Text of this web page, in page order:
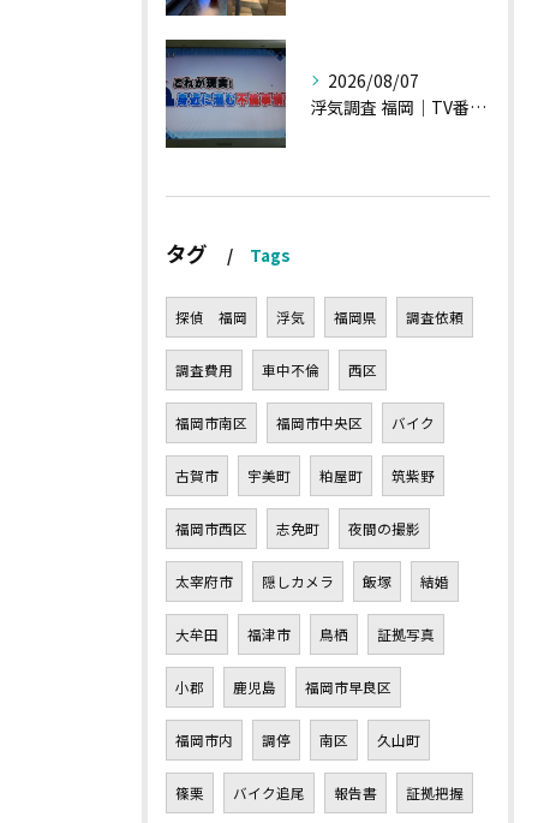
2026/08/07
浮気調査 福岡｜TV番組15分間の特集の時のお話①
タグ Tags
探偵 福岡 浮気 福岡県 調査依頼
調査費用 車中不倫 西区
福岡市南区 福岡市中央区 バイク
古賀市 宇美町 粕屋町 筑紫野
福岡市西区 志免町 夜間の撮影
太宰府市 隠しカメラ 飯塚 結婚
大牟田 福津市 鳥栖 証拠写真
小郡 鹿児島 福岡市早良区
福岡市内 調停 南区 久山町
篠栗 バイク追尾 報告書 証拠把握